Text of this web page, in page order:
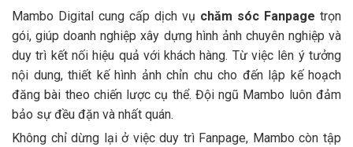
Mambo Digital cung cấp dịch vụ chăm sóc Fanpage trọn
gói, giúp doanh nghiệp xây dựng hình ảnh chuyên nghiệp và
duy trì kết nối hiệu quả với khách hàng. Từ việc lên ý tưởng
nội dung, thiết kế hình ảnh chỉn chu cho đến lập kế hoạch
đăng bài theo chiến lược cụ thể. Đội ngũ Mambo luôn đảm
bảo sự đều đặn và nhất quán.
Không chỉ dừng lại ở việc duy trì Fanpage, Mambo còn tập